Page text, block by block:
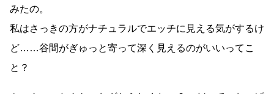
みたの。
私はさっきの方がナチュラルでエッチに見える気がするけ
ど……谷間がぎゅっと寄って深く見えるのがいいってこ
と？